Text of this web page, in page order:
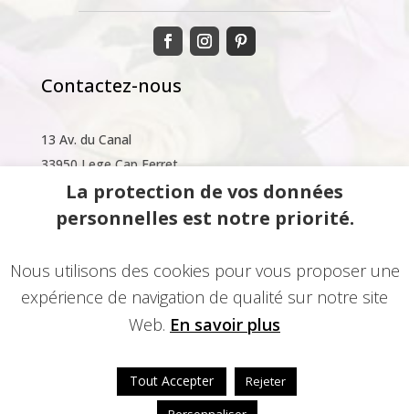
Contactez-nous
13 Av. du Canal
33950 Lege Cap Ferret
Siret :75404245500016
Téléphone :
ncol.couturier@gmail.com
© 2014-2022 - Une réalisationEDConcept24.fr
La protection de vos données
personnelles est notre priorité.
Nous utilisons des cookies pour vous proposer une
expérience de navigation de qualité sur notre site
Web. En savoir plus
Tout Accepter
Rejeter